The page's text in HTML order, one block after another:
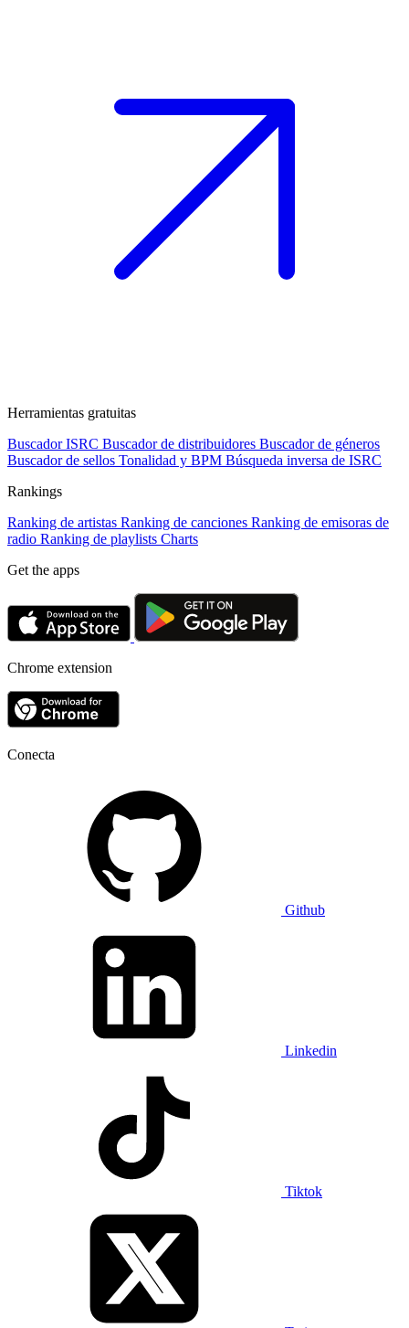
Herramientas gratuitas
Buscador ISRC Buscador de distribuidores Buscador de géneros
Buscador de sellos Tonalidad y BPM Búsqueda inversa de ISRC
Rankings
Ranking de artistas Ranking de canciones Ranking de emisoras de
radio Ranking de playlists Charts
Get the apps
Chrome extension
Conecta
Github
Linkedin
Tiktok